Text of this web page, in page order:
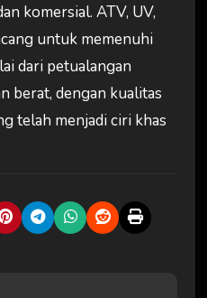
komersial. ATV, UV,
untuk memenuhi
dari petualangan
berat, dengan kualitas
telah menjadi ciri khas